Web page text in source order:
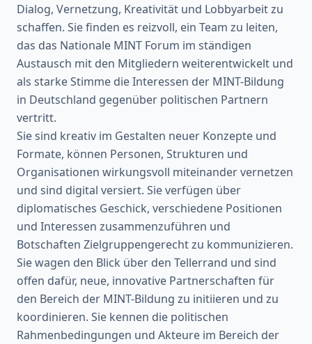
Dialog, Vernetzung, Kreativität und Lobbyarbeit zu
schaffen. Sie finden es reizvoll, ein Team zu leiten,
das das Nationale MINT Forum im ständigen
Austausch mit den Mitgliedern weiterentwickelt und
als starke Stimme die Interessen der MINT-Bildung
in Deutschland gegenüber politischen Partnern
vertritt.
Sie sind kreativ im Gestalten neuer Konzepte und
Formate, können Personen, Strukturen und
Organisationen wirkungsvoll miteinander vernetzen
und sind digital versiert. Sie verfügen über
diplomatisches Geschick, verschiedene Positionen
und Interessen zusammenzuführen und
Botschaften Zielgruppengerecht zu kommunizieren.
Sie wagen den Blick über den Tellerrand und sind
offen dafür, neue, innovative Partnerschaften für
den Bereich der MINT-Bildung zu initiieren und zu
koordinieren. Sie kennen die politischen
Rahmenbedingungen und Akteure im Bereich der